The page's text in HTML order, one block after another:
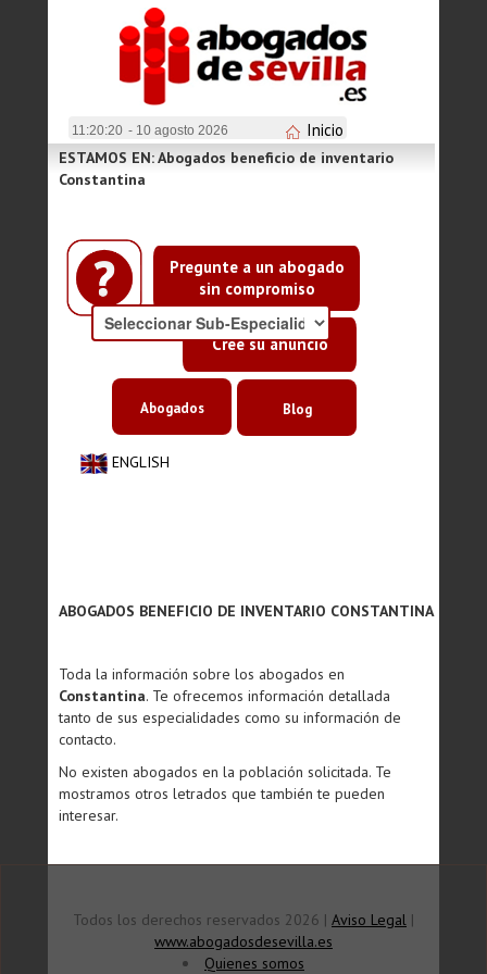
11:20:20 - 10 agosto 2026 Inicio
Pregunte a un abogado
sin compromiso
Cree su anuncio
ESTAMOS EN: Abogados beneficio de inventario
Constantina
ENGLISH
Abogados Blog
ABOGADOS BENEFICIO DE INVENTARIO CONSTANTINA
Toda la información sobre los abogados en
Constantina. Te ofrecemos información detallada
tanto de sus especialidades como su información de
contacto.
No existen abogados en la población solicitada. Te
mostramos otros letrados que también te pueden
interesar.
Todos los derechos reservados 2026 | Aviso Legal |
www.abogadosdesevilla.es
Quienes somos